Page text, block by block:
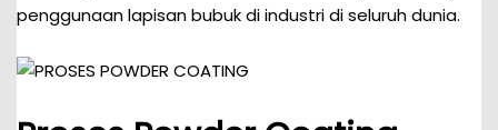
penggunaan lapisan bubuk di industri di seluruh dunia.